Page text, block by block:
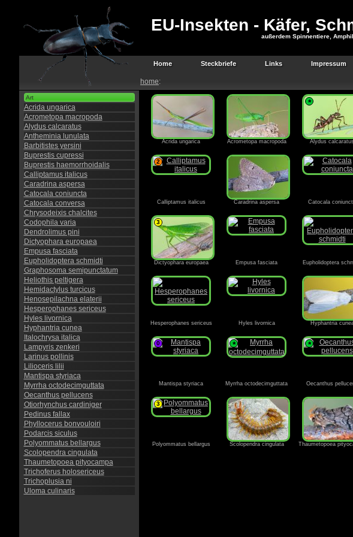
EU-Insekten - Käfer,
außerdem Spinnentiere,
Home Steckbriefe Links Impressum
home:
Art
Acrida ungarica
Acrometopa macropoda
Alydus calcaratus
Antheminia lunulata
Barbitistes yersini
Buprestis cupressi
Buprestis haemorrhoidalis
Calliptamus italicus
Caradrina aspersa
Catocala coniuncta
Catocala conversa
Chrysodeixis chalcites
Codophila varia
Dendrolimus pini
Dictyophara europaea
Empusa fasciata
Eupholidoptera schmidti
Graphosoma semipunctatum
Heliothis peltigera
Hemidactylus turcicus
Henosepilachna elaterii
Hesperophanes sericeus
Hyles livornica
Hyphantria cunea
Italochrysa italica
Lampyris zenkeri
Larinus pollinis
Lilioceris lilii
Mantispa styriaca
Myrrha octodecimguttata
Oecanthus pellucens
Otiorhynchus cardiniger
Pedinus fallax
Phyllocerus bonvouloiri
Podarcis siculus
Polyommatus bellargus
Scolopendra cingulata
Thaumetopoea pityocampa
Trichoferus holosericeus
Trichoplusia ni
Uloma culinaris
Acrida ungarica Acrometopa macropoda
*
Alydus calcaratus
2
Calliptamus italicus Caradrina aspersa Catocala
3
Dictyophara europaea Empusa fasciata Eupholidoptera
Hesperophanes sericeus Hyles livornica Hyphantria
0
Mantispa styriaca
*
Myrrha octodecimguttata
*
Oecanthus
3
Polyommatus bellargus Scolopendra cingulata Thaumetopoea